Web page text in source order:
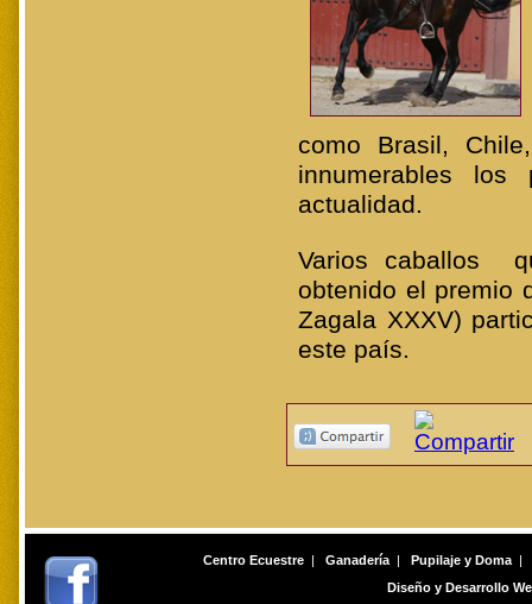
como Brasil,
innumerables
actualidad.
Varios caballos
obtenido el premio
Zagala XXXV)
este país.
Centro Ecuestre | Ganadería | Pupilaje y Doma |
Diseño y Desarrollo